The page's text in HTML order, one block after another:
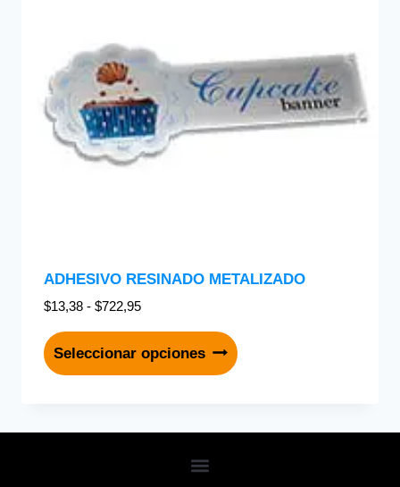
ADHESIVO RESINADO METALIZADO
$13,38 - $722,95
Seleccionar opciones